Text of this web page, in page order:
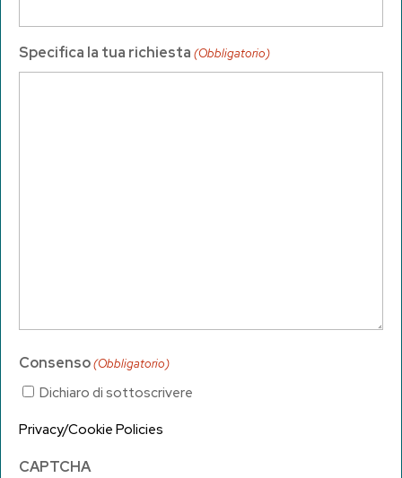
Specifica la tua richiesta (Obbligatorio)
Consenso(Obbligatorio)
Dichiaro di sottoscrivere
Privacy/Cookie Policies
CAPTCHA